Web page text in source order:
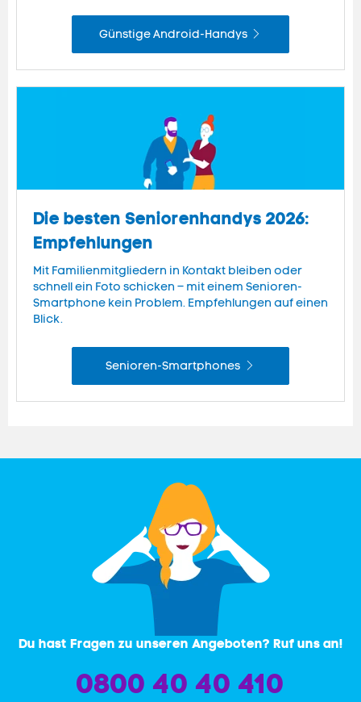
Günstige Android-Handys
Die besten Seniorenhandys 2026:
Empfehlungen
Mit Familienmitgliedern in Kontakt bleiben oder
schnell ein Foto schicken – mit einem Senioren-
Smartphone kein Problem. Empfehlungen auf einen
Blick.
Senioren-Smartphones
Du hast Fragen zu unseren Angeboten? Ruf uns an!
0800 40 40 410